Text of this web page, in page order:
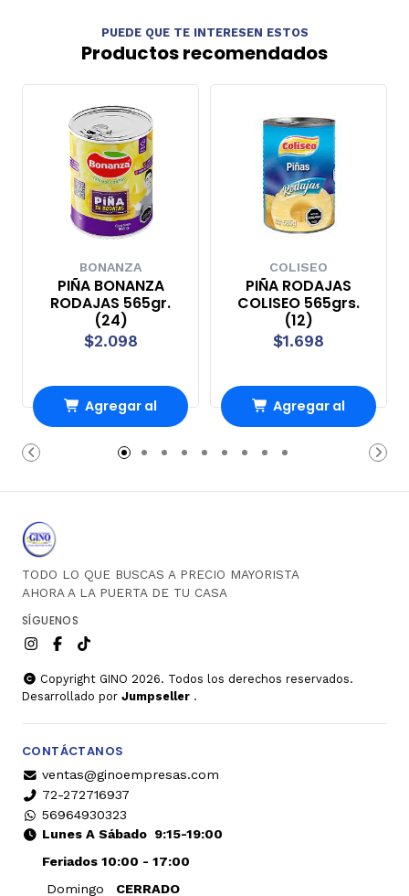
PUEDE QUE TE INTERESEN ESTOS
Productos recomendados
BONANZA
PIÑA BONANZA
RODAJAS 565gr.
(24)
$2.098
Agregar al
Carro
COLISEO
PIÑA RODAJAS
COLISEO 565grs.
(12)
$1.698
Agregar al
Carro
TODO LO QUE BUSCAS A PRECIO MAYORISTA
AHORA A LA PUERTA DE TU CASA
SÍGUENOS
Copyright GINO 2026. Todos los derechos reservados.
Desarrollado por Jumpseller .
CONTÁCTANOS
ventas@ginoempresas.com
72-272716937
56964930323
Lunes A Sábado9:15-19:00
Feriados 10:00 - 17:00
Domingo
CERRADO